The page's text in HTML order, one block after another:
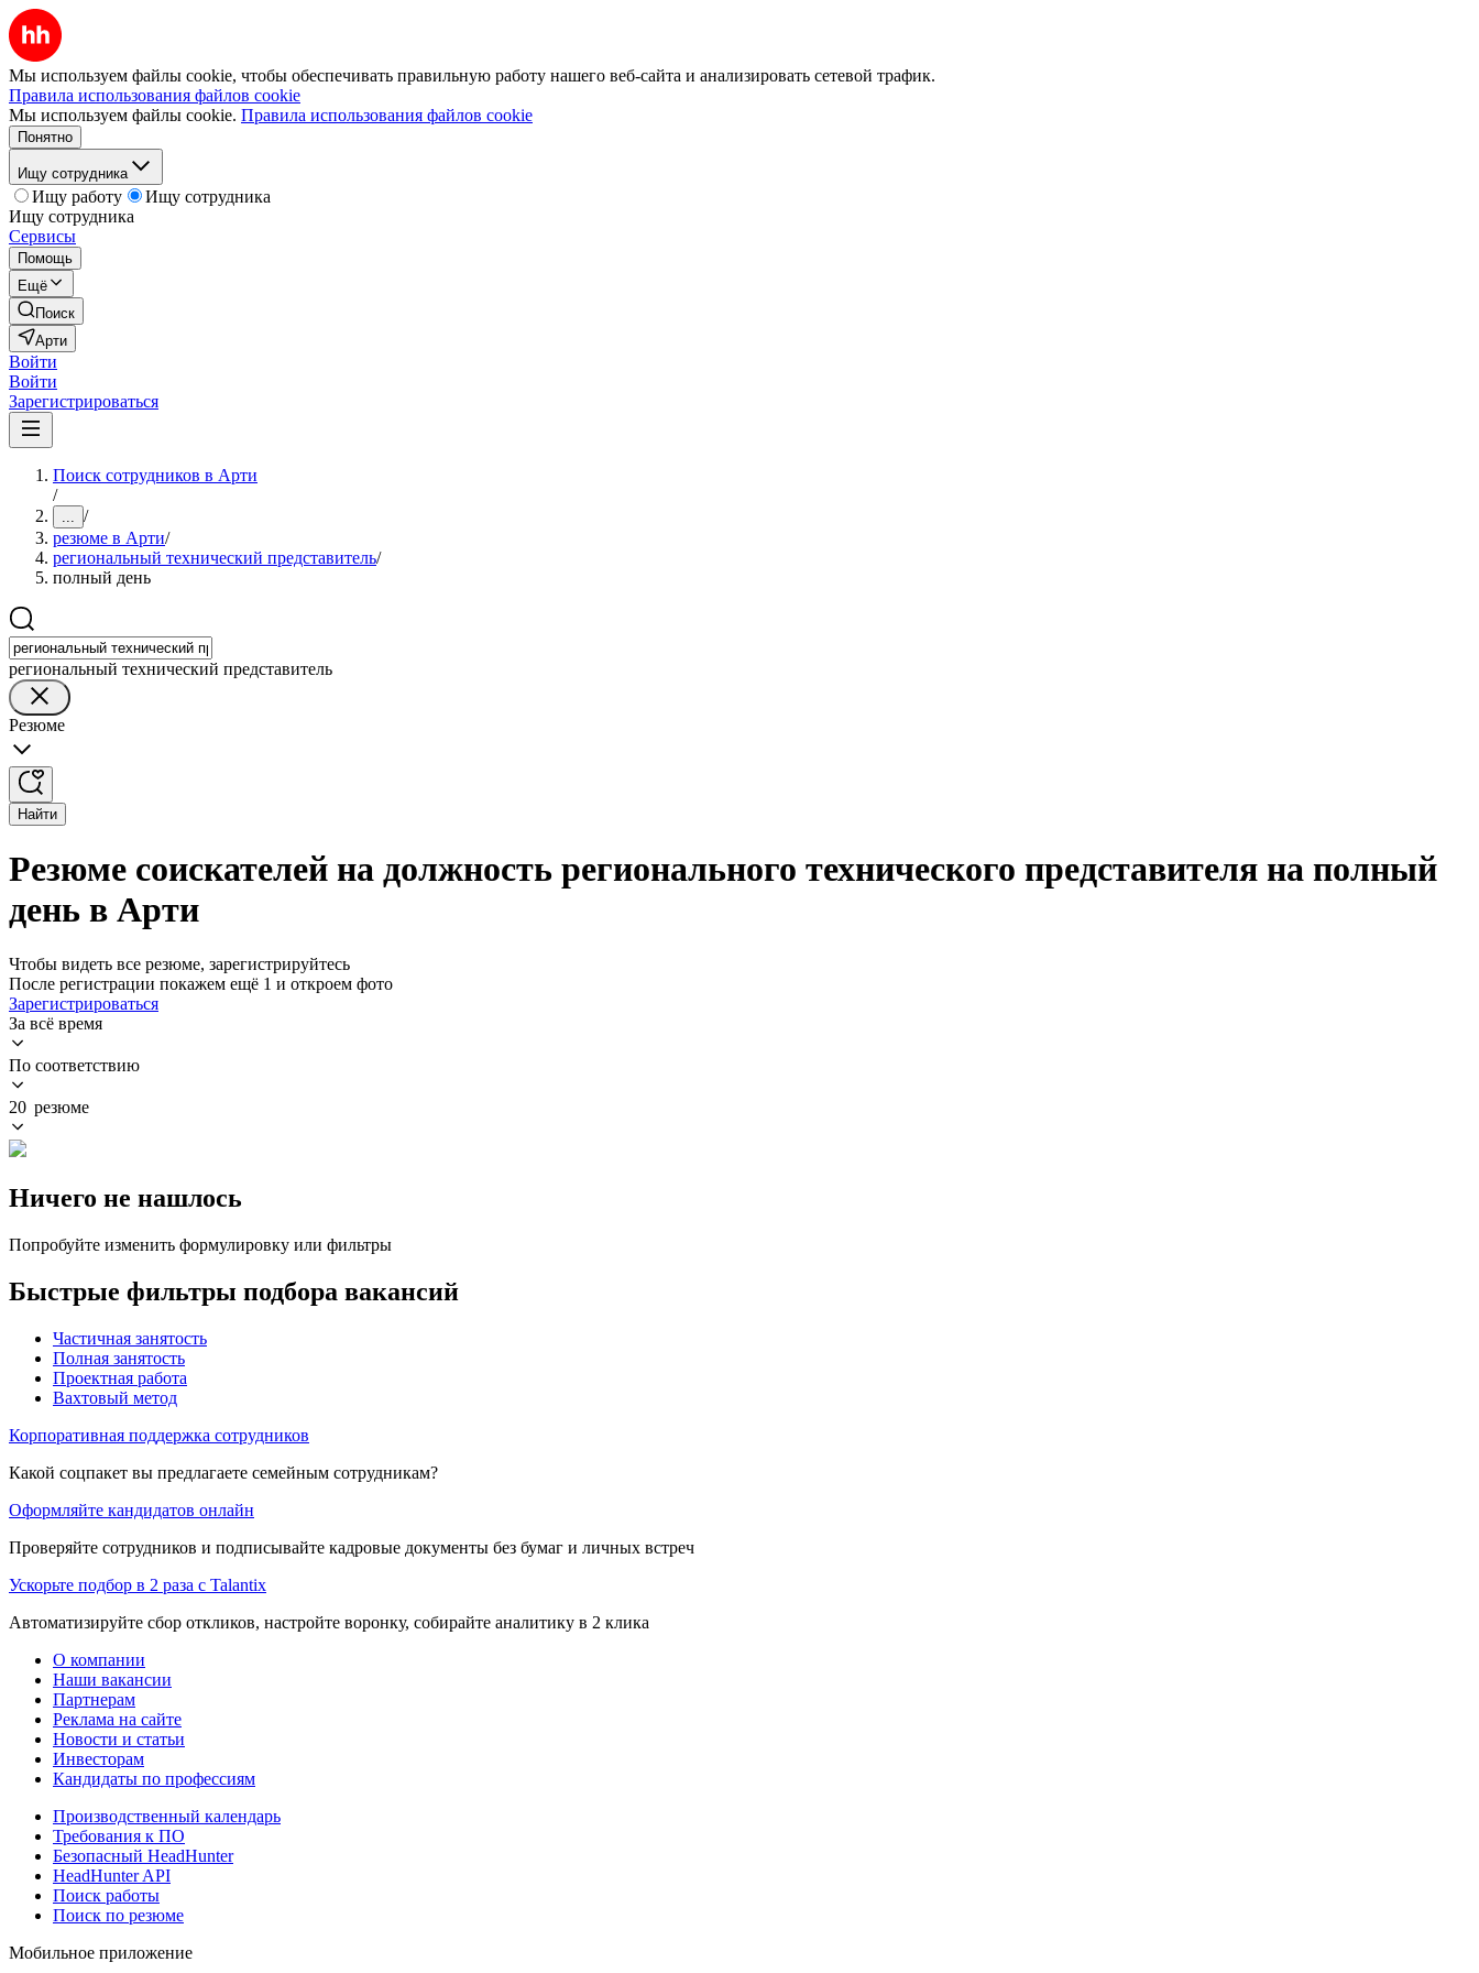
Мы используем файлы cookie, чтобы обеспечивать правильную работу нашего веб-сайта и анализировать сетевой трафик.
Правила использования файлов cookie
Мы используем файлы cookie. Правила использования файлов cookie
Понятно
Ищу сотрудника
Ищу работу
Ищу сотрудника
Ищу сотрудника
Сервисы
Помощь
Ещё
Поиск
Арти
Войти
Войти
Зарегистрироваться
Поиск сотрудников в Арти
/
... /
резюме в Арти/
региональный технический представитель/
полный день
региональный технический представитель
Резюме
Найти
Резюме соискателей на должность регионального технического представителя на полный
день в Арти
Чтобы видеть все резюме, зарегистрируйтесь
После регистрации покажем ещё 1 и откроем фото
Зарегистрироваться
За всё время
По соответствию
20 резюме
Ничего не нашлось
Попробуйте изменить формулировку или фильтры
Быстрые фильтры подбора вакансий
Частичная занятость
Полная занятость
Проектная работа
Вахтовый метод
Корпоративная поддержка сотрудников
Какой соцпакет вы предлагаете семейным сотрудникам?
Оформляйте кандидатов онлайн
Проверяйте сотрудников и подписывайте кадровые документы без бумаг и личных встреч
Ускорьте подбор в 2 раза с Talantix
Автоматизируйте сбор откликов, настройте воронку, собирайте аналитику в 2 клика
О компании
Наши вакансии
Партнерам
Реклама на сайте
Новости и статьи
Инвесторам
Кандидаты по профессиям
Производственный календарь
Требования к ПО
Безопасный HeadHunter
HeadHunter API
Поиск работы
Поиск по резюме
Мобильное приложение